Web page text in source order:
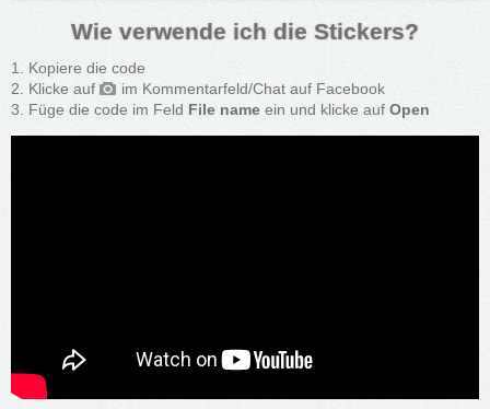
Wie verwende ich die Stickers?
Kopiere die code
Klicke auf
im Kommentarfeld/Chat auf Facebook
Füge die code im Feld File name ein und klicke auf Open